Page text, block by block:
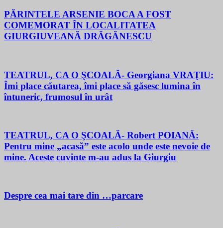
PĂRINTELE ARSENIE BOCA A FOST
COMEMORAT ÎN LOCALITATEA
GIURGIUVEANĂ DRĂGĂNESCU
TEATRUL, CA O ŞCOALĂ- Georgiana VRAŢIU:
Îmi place căutarea, îmi place să găsesc lumina în
întuneric, frumosul în urât
TEATRUL, CA O ŞCOALĂ- Robert POIANĂ:
Pentru mine „acasă” este acolo unde este nevoie de
mine. Aceste cuvinte m-au adus la Giurgiu
Despre cea mai tare din …parcare